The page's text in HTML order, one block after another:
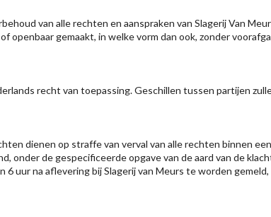
van alle rechten en aanspraken van Slagerij Van
openbaar gemaakt, in welke vorm dan ook, zonder
recht van toepassing. Geschillen tussen partijen
dienen op straffe van verval van alle rechten binnen
onder de gespecificeerde opgave van de aard van de
uur na aflevering bij Slagerij van Meurs te worden